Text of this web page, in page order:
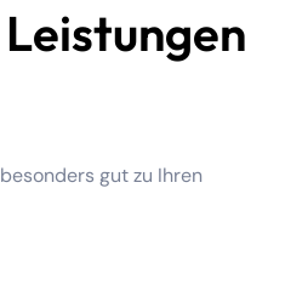
gut zu Ihren